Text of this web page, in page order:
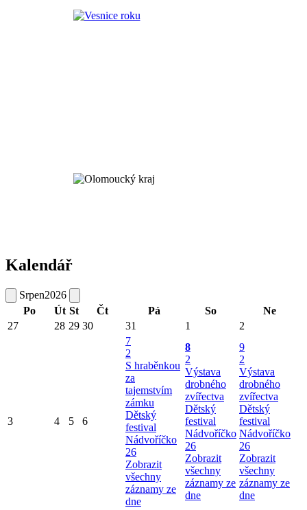
Kalendář
Srpen2026
Po
Út St Čt Pá So
Ne
27
28 29 30 31 1 2
3 4 5 6
7
2
S hraběnkou
za
tajemstvím
zámku
Dětský
festival
Nádvoříčko
26
Zobrazit
všechny
záznamy ze
dne
8
2
Výstava
drobného
zvířectva
Dětský
festival
Nádvoříčko
26
Zobrazit
všechny
záznamy ze
dne
9
2
Výstava
drobného
zvířectva
Dětský
festival
Nádvoříčko
26
Zobrazit
všechny
záznamy ze
dne